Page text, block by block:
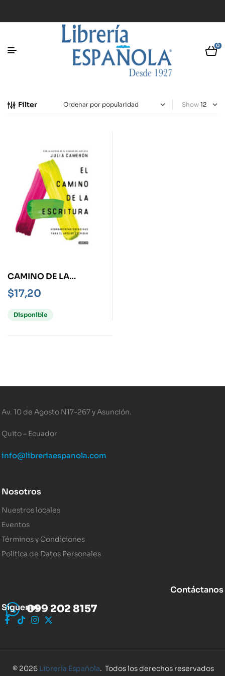
0
Filter Show
CAMINO DE LA
ESCRITURA, EL
$17,20
Disponible
Av. 10 de Agosto N17-267 y Asunción.
Quito – Ecuador
info@libreriaespanola.com
Nosotros
Nuestros locales
Eventos
Términos y Condiciones
Política de Datos Personales
Contáctanos
099 202 8157
Síguenos
© 2026 Librería Española. Todos los derechos reservados